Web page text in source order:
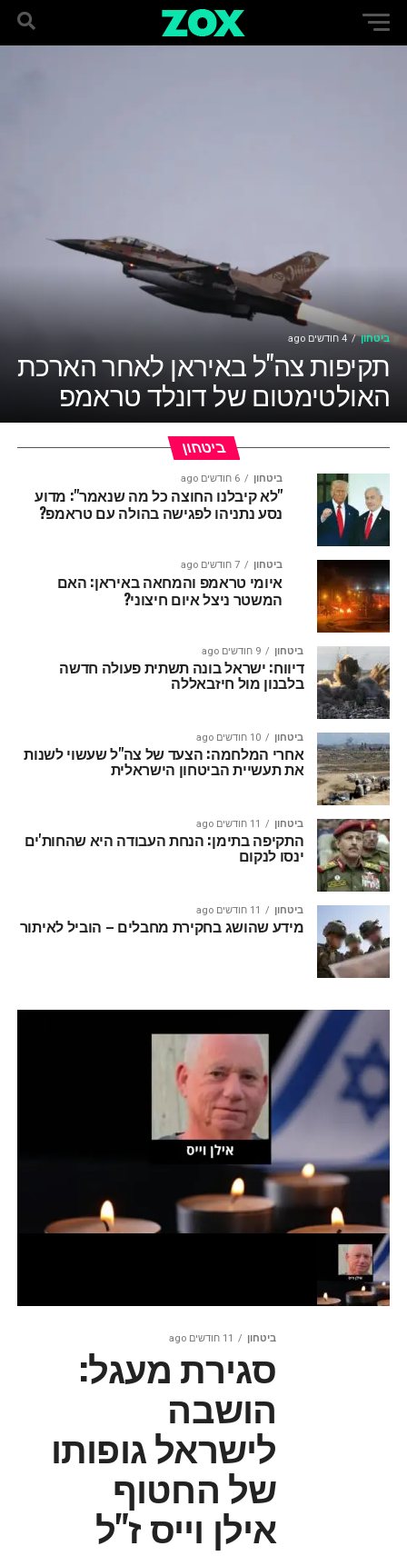
ביטחון 4 חודשים ago
תקיפות צה"ל באיראן לאחר הארכת
האולטימטום של דונלד טראמפ
ביטחון
ביטחון 6 חודשים ago
"לא קיבלנו החוצה כל מה שנאמר": מדוע
נסע נתניהו לפגישה בהולה עם טראמפ?
ביטחון 7 חודשים ago
איומי טראמפ והמחאה באיראן: האם
המשטר ניצל איום חיצוני?
ביטחון 9 חודשים ago
דיווח: ישראל בונה תשתית פעולה חדשה
בלבנון מול חיזבאללה
ביטחון 10 חודשים ago
אחרי המלחמה: הצעד של צה"ל שעשוי לשנות
את תעשיית הביטחון הישראלית
ביטחון 11 חודשים ago
התקיפה בתימן: הנחת העבודה היא שהחות'ים
ינסו לנקום
ביטחון 11 חודשים ago
מידע שהושג בחקירת מחבלים – הוביל לאיתור
ביטחון 11 חודשים ago
סגירת מעגל:
הושבה
לישראל גופותו
של החטוף
אילן וייס ז"ל